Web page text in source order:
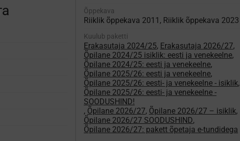
Õppekava
Riiklik õppekava 2011, Riiklik õppekava 2023
Kuulub paketti
Erakasutaja 2024/25, Erakasutaja 2026/27,
Õpilane 2024/25 isiklik: eesti ja venekeelne,
Õpilane 2024/25: eesti ja venekeelne,
Õpilane 2025/26: eesti ja venekeelne,
Õpilane 2025/26: eesti- ja venekeelne - isiklik,
Õpilane 2025/26: eesti- ja venekeelne -
SOODUSHIND!
, Õpilane 2026/27, Õpilane 2026/27 – isiklik,
Õpilane 2026/27 SOODUSHIND,
Õpilane 2026/27: pakett õpetaja e-tundidega